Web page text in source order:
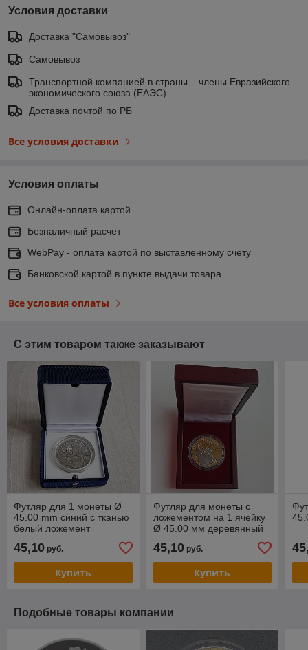
Условия доставки
Доставка "Самовывоз"
Самовывоз
Транспортной компанией в страны – члены Евразийского
экономического союза (ЕАЭС)
Доставка почтой по РБ
Все условия доставки
Условия оплаты
Онлайн-оплата картой
Безналичный расчет
WebPay - оплата картой по выставленному счету
Банковской картой в пункте выдачи товара
Все условия оплаты
С этим товаром также заказывают
Футляр для 1 монеты Ø
45.00 mm синий с тканью
белый ложемент
45,10 руб.
Купить
Футляр для монеты с
ложементом на 1 ячейку
Ø 45.00 мм деревянный
45,10руб.
Купить
Подобные товары компании